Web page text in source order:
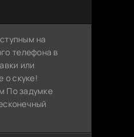
на
телефона в
или
о скуке!
По задумке